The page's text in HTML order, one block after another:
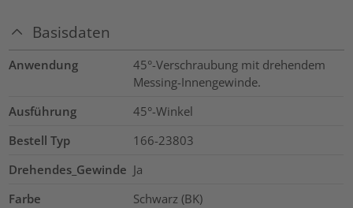
Basisdaten
Anwendung
45°-Verschraubung mit drehendem
Messing-Innengewinde.
Ausführung
45°-Winkel
Bestell Typ
166-23803
Drehendes_Gewinde Ja
Farbe
Schwarz (BK)